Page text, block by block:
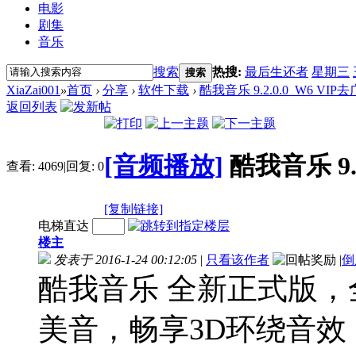
电影
剧集
音乐
搜索 搜索 热搜: 最后生还者 星期三
XiaZai001 »首页 › 分享 › 软件下载 › 酷我音乐 9.2.0.0_W6 VIP去
返回列表
查看: 4069|回复: 0[音频播放] 酷我音乐
[复制链接]
电梯直达
楼主
发表于 2016-1-24 00:12:05 | 只看该作者 |
酷我音乐 全新正式版
美音，畅享3D环绕音